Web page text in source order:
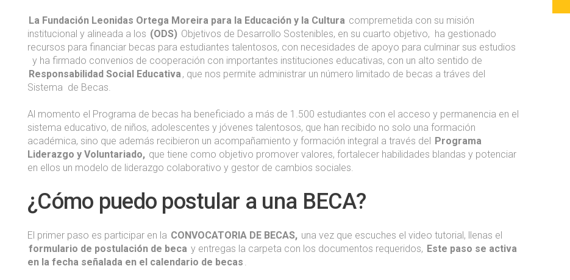
La Fundación Leonidas Ortega Moreira para la Educación y la Cultura compremetida con su misión
institucional y alineada a los (ODS) Objetivos de Desarrollo Sostenibles, en su cuarto objetivo, ha gestionado
recursos para financiar becas para estudiantes talentosos, con necesidades de apoyo para culminar sus estudios
y ha firmado convenios de cooperación con importantes instituciones educativas, con un alto sentido de
Responsabilidad Social Educativa , que nos permite administrar un número limitado de becas a tráves del
Sistema de Becas.
Al momento el Programa de becas ha beneficiado a más de 1.500 estudiantes con el acceso y permanencia en el
sistema educativo, de niños, adolescentes y jóvenes talentosos, que han recibido no solo una formación
académica, sino que además recibieron un acompañamiento y formación integral a través del Programa
Liderazgo y Voluntariado, que tiene como objetivo promover valores, fortalecer habilidades blandas y potenciar
en ellos un modelo de liderazgo colaborativo y gestor de cambios sociales.
¿Cómo puedo postular a una BECA?
El primer paso es participar en la CONVOCATORIA DE BECAS, una vez que escuches el video tutorial, llenas el
formulario de postulación de beca y entregas la carpeta con los documentos requeridos, Este paso se activa
en la fecha señalada en el calendario de becas .